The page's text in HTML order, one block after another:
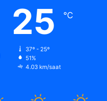
25 ℃
37º - 25º
51%
4.03 km/saat